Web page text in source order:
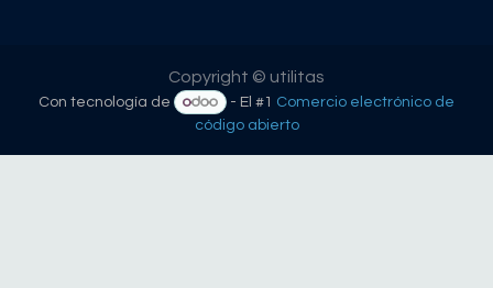
Copyright © utilitas
Con tecnología de - El #1 Comercio electrónico de
código abierto